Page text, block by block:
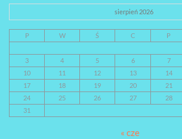
sierpień 2026
P W Ś C P
3
4 5 6 7
10
11 12 13 14
17
18 19 20 21
24
25 26 27 28
31
« cze